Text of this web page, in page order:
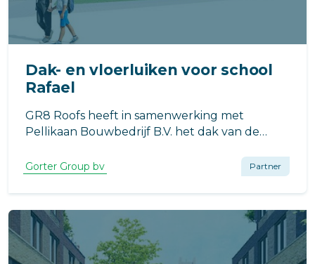
Dak- en vloerluiken voor school
Rafael
GR8 Roofs heeft in samenwerking met
Pellikaan Bouwbedrijf B.V. het dak van de
speciaal onderwijs aan zeer moeilijk lerende
Gorter Group bv Partner